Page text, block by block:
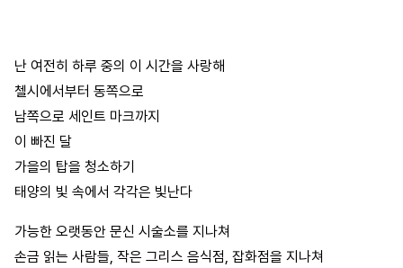
난 여전히 하루 중의 이 시간을 사랑해
첼시에서부터 동쪽으로
남쪽으로 세인트 마크까지
이 빠진 달
가을의 탑을 청소하기
태양의 빛 속에서 각각은 빛난다
가능한 오랫동안 문신 시술소를 지나쳐
손금 읽는 사람들, 작은 그리스 음식점, 잡화점을 지나쳐